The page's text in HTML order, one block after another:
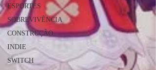
ESPORTES
SOBREVIVÊNCIA
CONSTRUÇÃO
INDIE
SWITCH